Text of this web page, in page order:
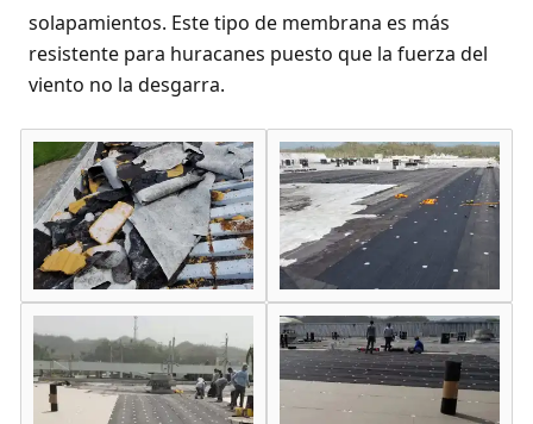
solapamientos. Este tipo de membrana es más
resistente para huracanes puesto que la fuerza del
viento no la desgarra.